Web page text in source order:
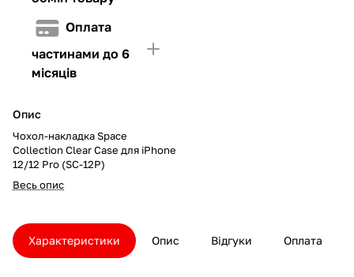
Оплата
частинами до 6
місяців
Опис
Чохол-накладка Space
Collection Clear Case для iPhone
12/12 Pro (SC-12P)
Весь опис
Характеристики Опис Відгуки Оплата